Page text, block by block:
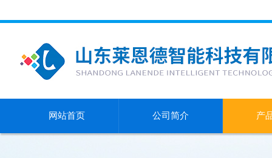
网站首页 公司简介 产